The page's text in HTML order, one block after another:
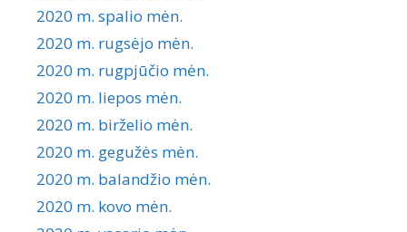
2020 m. spalio mėn.
2020 m. rugsėjo mėn.
2020 m. rugpjūčio mėn.
2020 m. liepos mėn.
2020 m. birželio mėn.
2020 m. gegužės mėn.
2020 m. balandžio mėn.
2020 m. kovo mėn.